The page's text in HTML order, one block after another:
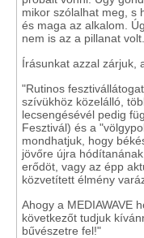
mikor szólalhat meg, s
és maga az alkalom.
nem is az a pillanat volt...
Írásunkat azzal zárjuk,
"Rutinos
szívükhöz közelálló,
lecsengésévél pedig
Fesztivál) és a
mondhatjuk, hogy
jövőre újra
erődöt, vagy az épp
közvetített élmény
Ahogy a MEDIAWAVE
következőt tudjuk
bűvészetre fel!"